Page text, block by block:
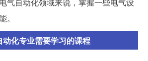
。
化专业需要学习的课程